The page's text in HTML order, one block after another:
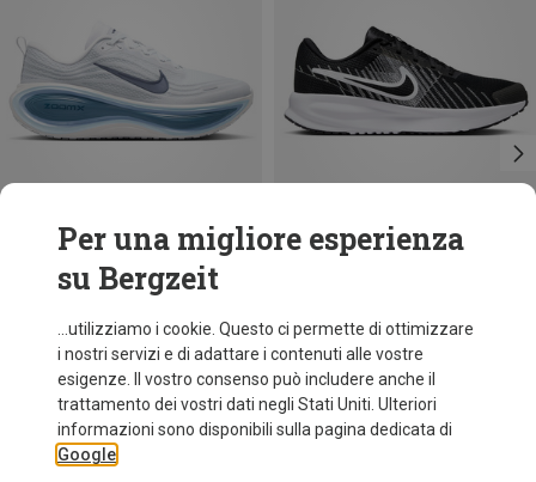
Risparmi 15%
Per una migliore esperienza
su Bergzeit
...utilizziamo i cookie. Questo ci permette di ottimizzare
i nostri servizi e di adattare i contenuti alle vostre
esigenze. Il vostro consenso può includere anche il
trattamento dei vostri dati negli Stati Uniti. Ulteriori
informazioni sono disponibili sulla pagina dedicata di
Google